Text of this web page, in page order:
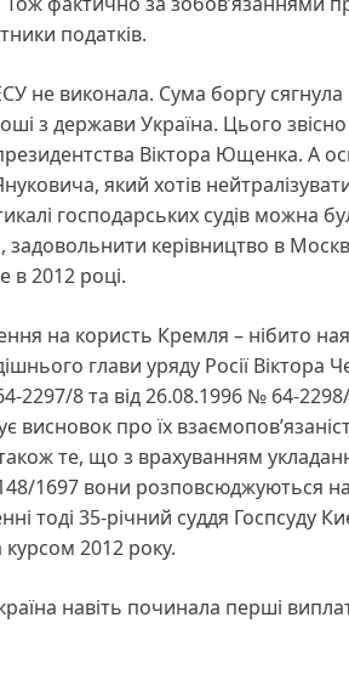
податків.
не виконала. Сума боргу
з держави Україна. Цього
Віктора Ющенка. А
який хотів
господарських судів можна
керівництво в
в 2012 році.
на користь Кремля – нібито
глави уряду Росії Віктора
2297/8 та від 26.08.1996 № 64-
висновок про їх
також те, що з врахуванням
1697 вони розповсюджуються на
тоді 35-річний суддя Госпсуду
2012 року.
навіть починала перші